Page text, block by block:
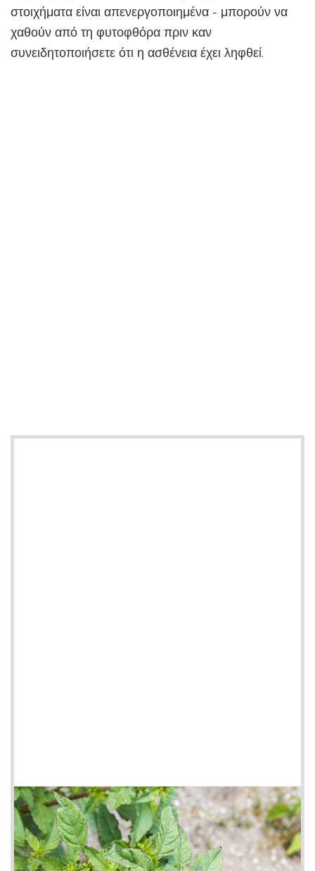
στοιχήματα είναι απενεργοποιημένα - μπορούν να
χαθούν από τη φυτοφθόρα πριν καν
συνειδητοποιήσετε ότι η ασθένεια έχει ληφθεί.